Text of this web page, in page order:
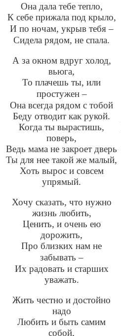
Она дала тебе тепло,
К себе прижала под крыло,
И по ночам, укрыв тебя–
Сидела рядом, не спала.
А за окном вдруг холод,
вьюга,
То плачешь ты, или
простужен–
Она всегда рядом с тобой
Беду отводит как рукой.
Когда ты вырастишь,
поверь,
Ведь мама не закроет дверь
Ты для нее такой же малый,
Хоть вырос и совсем
упрямый.
Хочу сказать, что нужно
жизнь любить,
Ценить, и очень ею
дорожить,
Про близких нам не
забывать–
Их радовать и старших
уважать.
Жить честно и достойно
надо
Любить и быть самим
собой,